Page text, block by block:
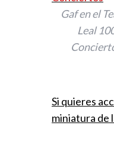
Gaf en el
Leal
Si quieres
miniatura de